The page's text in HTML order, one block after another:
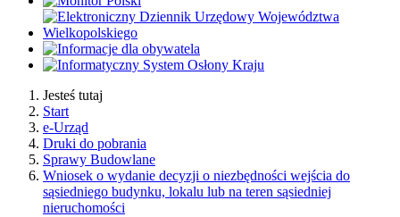
Jesteś tutaj
Start
e-Urząd
Druki do pobrania
Sprawy Budowlane
Wniosek o wydanie decyzji o niezbędności wejścia do
sąsiedniego budynku, lokalu lub na teren sąsiedniej
nieruchomości